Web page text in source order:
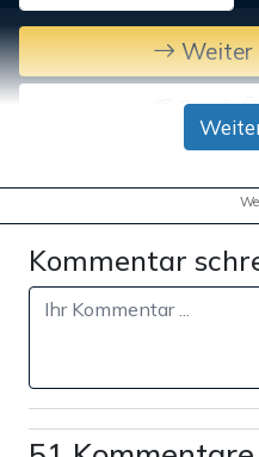
Weiter
Bank-
Kommentar